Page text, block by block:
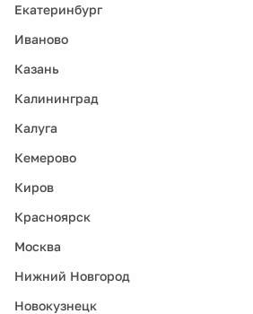
Екатеринбург
Иваново
Казань
Калининград
Калуга
Кемерово
Киров
Красноярск
Москва
Нижний Новгород
Новокузнецк